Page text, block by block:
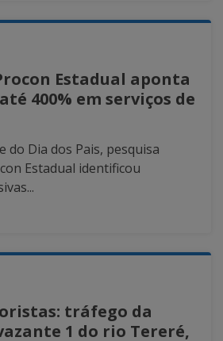
Estadual aponta
400% em serviços de
do Dia dos Pais, pesquisa
Estadual identificou
tráfego da
1 do rio Tereré,